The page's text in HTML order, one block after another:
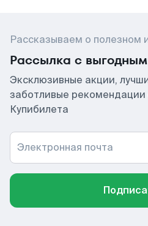
Рассказываем о полезном
Рассылка с
Эксклюзивные акции,
заботливые рекомендации
Купибилета
Электронная почта